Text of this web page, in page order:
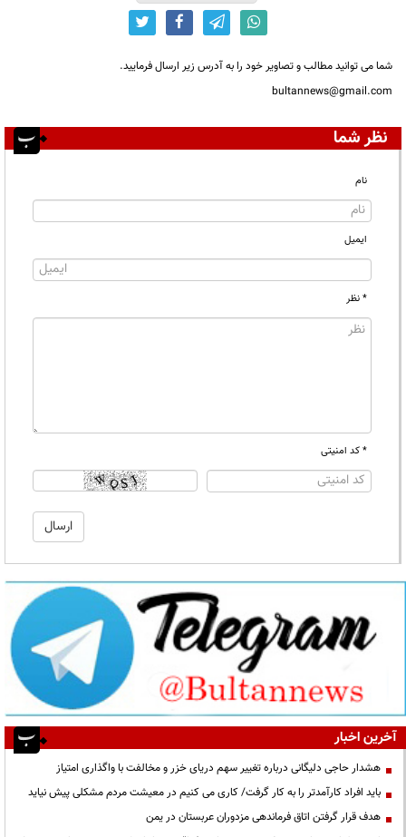
شما می توانید مطالب و تصاویر خود را به آدرس زیر ارسال فرمایید.
bultannews@gmail.com
نظر شما
نام
ایمیل
* نظر
* کد امنیتی
آخرین اخبار
هشدار حاجی دلیگانی درباره تغییر سهم دریای خزر و مخالفت با واگذاری امتیاز
باید افراد کارآمدتر را به کار گرفت/ کاری می کنیم در معیشت مردم مشکلی پیش نیاید
هدف قرار گرفتن اتاق‌ فرماندهی مزدوران عربستان در یمن